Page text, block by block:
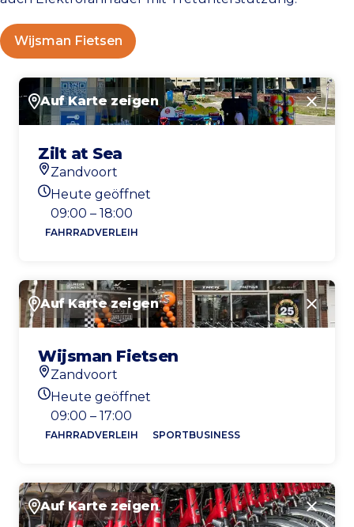
Wijsman Fietsen
Auf Karte zeigen
Zilt at Sea
Standort
Zandvoort
Heutigen Öffnungszeiten
Heute geöffnet
09:00 – 18:00
FAHRRADVERLEIH
Auf Karte zeigen
Wijsman Fietsen
Standort
Zandvoort
Heutigen Öffnungszeiten
Heute geöffnet
09:00 – 17:00
FAHRRADVERLEIH SPORTBUSINESS
Auf Karte zeigen